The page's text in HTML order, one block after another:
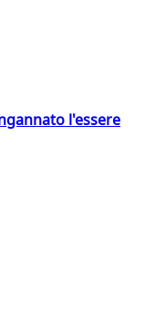
l'essere